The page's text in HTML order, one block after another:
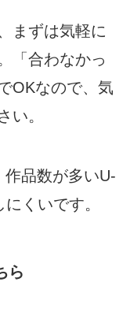
まずは気軽に
「合わなかっ
OKなので、気
い。
作品数が多いU-
くいです。
ら